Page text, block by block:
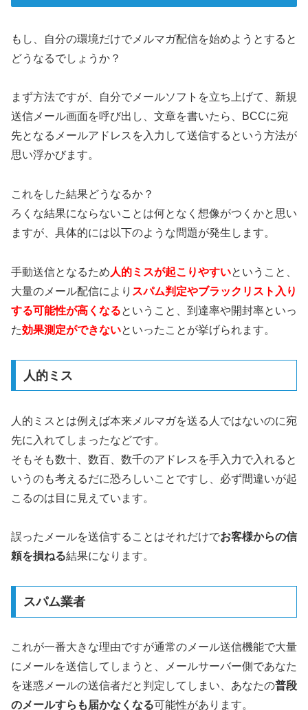
もし、自分の環境だけでメルマガ配信を始めようとすると
どうなるでしょうか？
まず方法ですが、自分でメールソフトを立ち上げて、新規
送信メール画面を呼び出し、文章を書いたら、BCCに宛
先となるメールアドレスを入力して送信するという方法が
思い浮かびます。
これをした結果どうなるか？
ろくな結果にならないことは何となく想像がつくかと思い
ますが、具体的には以下のような問題が発生します。
手動送信となるため 人的ミスが起こりやすいということ、
大量のメール配信により スパム判定やブラックリスト入り
する可能性が高くなるということ、到達率や開封率といっ
た効果測定ができないといったことが挙げられます。
人的ミス
人的ミスとは例えば本来メルマガを送る人ではないのに宛
先に入れてしまったなどです。
そもそも数十、数百、数千のアドレスを手入力で入れると
いうのも考えるだに恐ろしいことですし、必ず間違いが起
こるのは目に見えています。
誤ったメールを送信することはそれだけでお客様からの信
頼を損ねる結果になります。
スパム業者
これが一番大きな理由ですが通常のメール送信機能で大量
にメールを送信してしまうと、メールサーバー側であなた
を迷惑メールの送信者だと判定してしまい、あなたの普段
のメールすらも届かなくなる可能性があります。